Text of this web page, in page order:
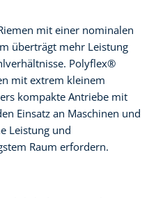
mit einer nominalen
überträgt mehr Leistung
Polyflex®
mit extrem kleinem
kompakte Antriebe mit
Einsatz an Maschinen und
Leistung und
Raum erfordern.